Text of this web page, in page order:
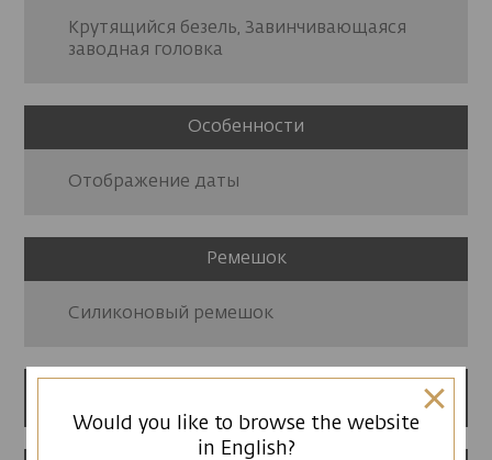
Крутящийся безель, Завинчивающаяся
заводная головка
Особенности
Отображение даты
Ремешок
Силиконовый ремешок
Would you like to browse the website
in English?